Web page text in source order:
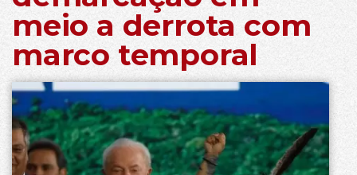
meio a derrota com
marco temporal